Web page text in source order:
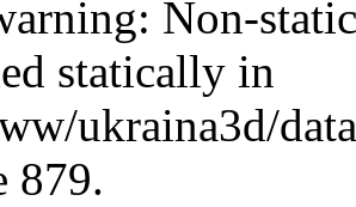
Non-
statically in
ukraina3d/
879.